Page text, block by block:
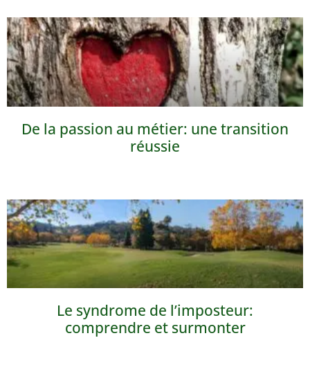
De la passion au métier: une transition
réussie
Le syndrome de l’imposteur:
comprendre et surmonter